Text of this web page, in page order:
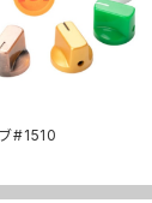
#1510